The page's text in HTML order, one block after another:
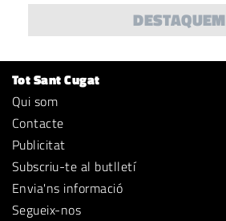
DESTAQUEM
Tot Sant Cugat
Qui som
Contacte
Publicitat
Subscriu-te al butlletí
Envia'ns informació
Segueix-nos